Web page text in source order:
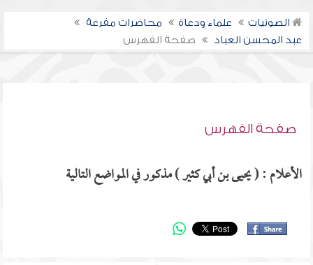
الصوتيات علماء ودعاة
محاضرات مفرغة
عبد المحسن العباد
صفحة الفهرس
صفحة الفهرس
الأعلام : ( يحيى بن أبي كثير ) مذكور في المواضع التالية